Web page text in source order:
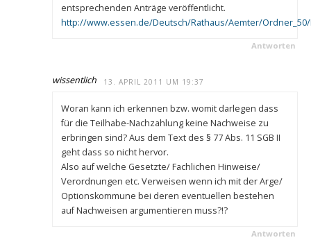
entsprechenden Anträge veröffentlicht.
http://www.essen.de/Deutsch/Rathaus/Aemter/
Antworten
wissentlich 13. APRIL 2011 UM 19:37
Woran kann ich erkennen bzw. womit darlegen dass
für die Teilhabe-Nachzahlung keine Nachweise zu
erbringen sind? Aus dem Text des § 77 Abs. 11 SGB II
geht dass so nicht hervor.
Also auf welche Gesetzte/ Fachlichen Hinweise/
Verordnungen etc. Verweisen wenn ich mit der Arge/
Optionskommune bei deren eventuellen bestehen
auf Nachweisen argumentieren muss?!?
Antworten